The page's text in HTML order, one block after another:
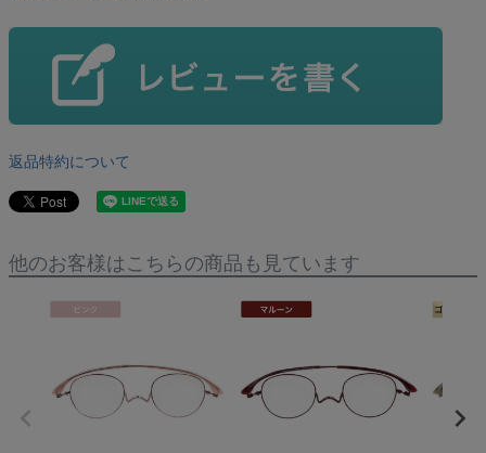
返品特約について
他のお客様はこちらの商品も見ています